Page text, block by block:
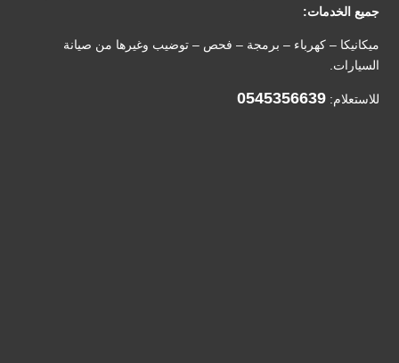
جميع الخدمات:
ميكانيكا – كهرباء – برمجة – فحص – توضيب وغيرها من صيانة
السيارات.
للاستعلام: 0545356639